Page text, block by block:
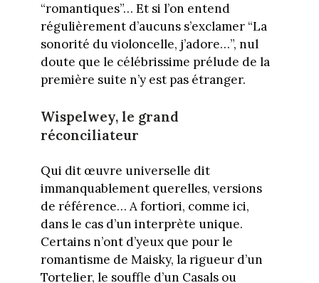
“romantiques”… Et si l’on entend
régulièrement d’aucuns s’exclamer “La
sonorité du violoncelle, j’adore…”, nul
doute que le célébrissime prélude de la
première suite n’y est pas étranger.
Wispelwey, le grand
réconciliateur
Qui dit œuvre universelle dit
immanquablement querelles, versions
de référence… A fortiori, comme ici,
dans le cas d’un interprète unique.
Certains n’ont d’yeux que pour le
romantisme de Maisky, la rigueur d’un
Tortelier, le souffle d’un Casals ou